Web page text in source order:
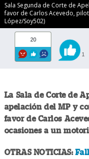
Sala Segunda de Corte de
favor de Carlos Acevedo,
López/Soy502)
20
1
La Sala de Corte de
apelación del MP y
favor de Carlos
ocasiones a un
OTRAS NOTICIAS: